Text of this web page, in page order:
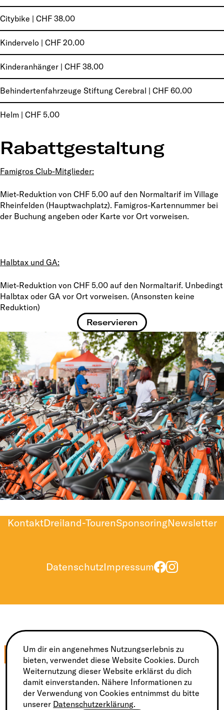
Citybike | CHF 38.00
Kindervelo | CHF 20.00
Kinderanhänger | CHF 38.00
Behindertenfahrzeuge Stiftung Cerebral | CHF 60.00
Helm | CHF 5.00
Rabattgestaltung
Famigros Club-Mitglieder:
Miet-Reduktion von CHF 5.00 auf den Normaltarif im Village
Rheinfelden (Hauptwachplatz). Famigros-Kartennummer bei
der Buchung angeben oder Karte vor Ort vorweisen.
Halbtax und GA:
Miet-Reduktion von CHF 5.00 auf den Normaltarif. Unbedingt
Halbtax oder GA vor Ort vorweisen. (Ansonsten keine
Reduktion)
Reservieren
KontaktDreiland-TourenSponsoringNewsletter
DatenschutzImpressum
Nationaler Hauptsponsor Nationaler Sponsor
Um dir ein angenehmes Nutzungserlebnis zu
bieten, verwendet diese Website Cookies. Durch
Weiternutzung dieser Website erklärst du dich
damit einverstanden. Nähere Informationen zu
der Verwendung von Cookies entnimmst du bitte
unserer Datenschutzerklärung.